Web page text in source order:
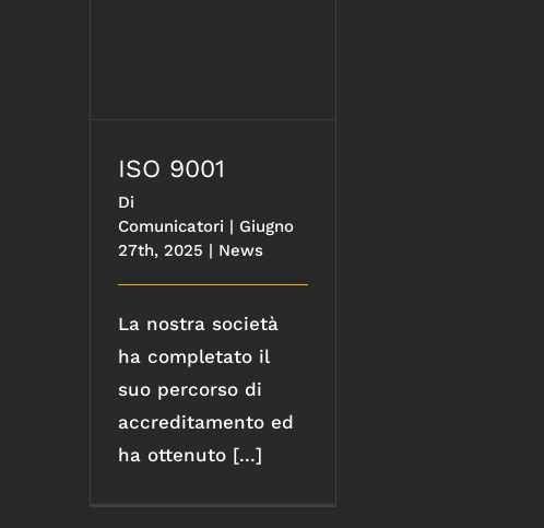
ISO 9001
Di
Comunicatori | Giugno
27th, 2025 | News
La nostra società
ha completato il
suo percorso di
accreditamento ed
ha ottenuto [...]